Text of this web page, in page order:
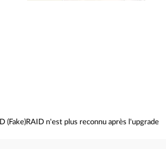
(Fake)RAID n'est plus reconnu après l'upgrade